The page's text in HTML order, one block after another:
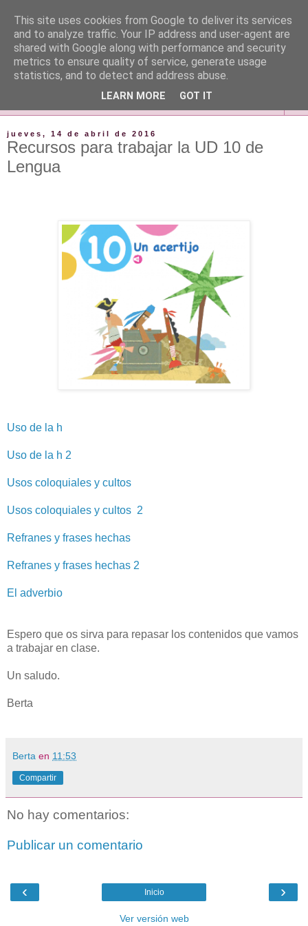
jueves, 14 de abril de 2016
Recursos para trabajar la UD 10 de
Lengua
Uso de la h
Uso de la h 2
Usos coloquiales y cultos
Usos coloquiales y cultos 2
Refranes y frases hechas
Refranes y frases hechas 2
El adverbio
Espero que os sirva para repasar los contenidos que vamos
a trabajar en clase.
Un saludo.
Berta
Berta en 11:53
Compartir
No hay comentarios:
Publicar un comentario
‹ ›
Inicio
Ver versión web
This site uses cookies from Google to deliver its services
and to analyze traffic. Your IP address and user-agent are
shared with Google along with performance and security
metrics to ensure quality of service, generate usage
statistics, and to detect and address abuse.
LEARN MORE GOT IT